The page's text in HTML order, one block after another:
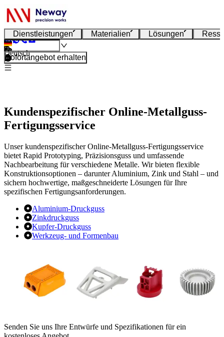
Dienstleistungen Materialien Lösungen
Deutsch
Sofortangebot erhalten
Kundenspezifischer Online-Metallguss-
Fertigungsservice
Unser kundenspezifischer Online-Metallguss-Fertigungsservice
bietet Rapid Prototyping, Präzisionsguss und umfassende
Nachbearbeitung für verschiedene Metalle. Wir bieten flexible
Konstruktionsoptionen – darunter Aluminium, Zink und Stahl – und
sichern hochwertige, maßgeschneiderte Lösungen für Ihre
spezifischen Fertigungsanforderungen.
Aluminium-Druckguss
Zinkdruckguss
Kupfer-Druckguss
Werkzeug- und Formenbau
Senden Sie uns Ihre Entwürfe und Spezifikationen für ein